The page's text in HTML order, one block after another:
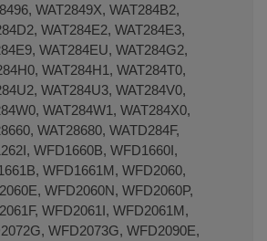
WAT2849X, WAT284B2,
WAT284E2, WAT284E3,
WAT284EU, WAT284G2,
WAT284H1, WAT284T0,
WAT284U3, WAT284V0,
WAT284W1, WAT284X0,
WAT28680, WATD284F,
WFD1660B, WFD1660I,
WFD1661M, WFD2060,
WFD2060N, WFD2060P,
WFD2061I, WFD2061M,
WFD2073G, WFD2090E,